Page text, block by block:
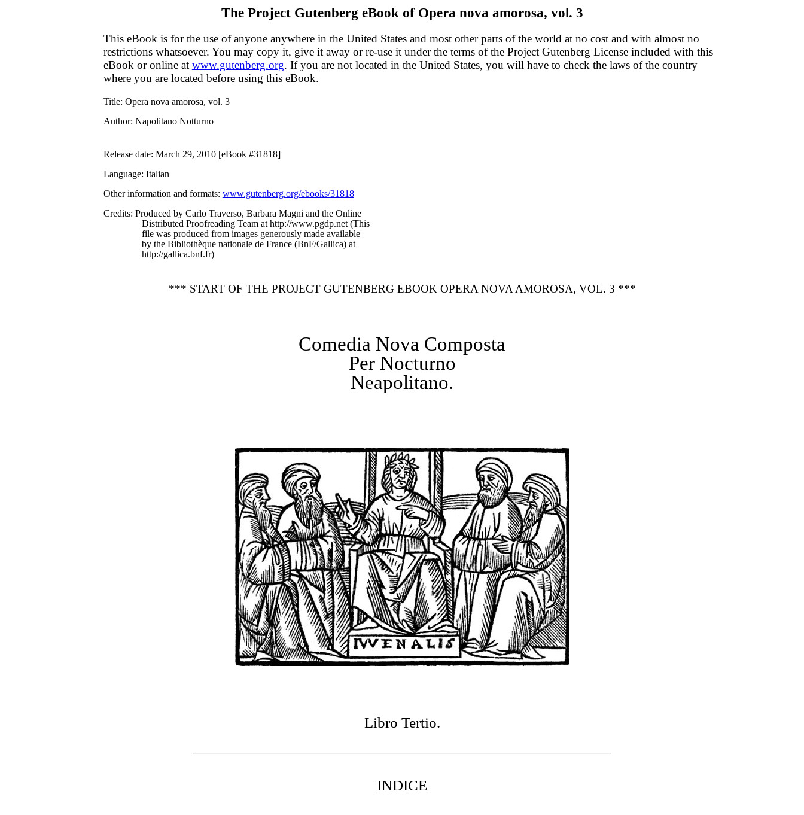
The Project Gutenberg eBook of Opera nova amorosa, vol. 3
This eBook is for the use of anyone anywhere in the United States and most other parts of the world at no cost and with almost no
restrictions whatsoever. You may copy it, give it away or re-use it under the terms of the Project Gutenberg License included with this
eBook or online at www.gutenberg.org. If you are not located in the United States, you will have to check the laws of the country
where you are located before using this eBook.
Title: Opera nova amorosa, vol. 3
Author: Napolitano Notturno
Release date: March 29, 2010 [eBook #31818]
Language: Italian
Other information and formats: www.gutenberg.org/ebooks/31818
Credits: Produced by Carlo Traverso, Barbara Magni and the Online
Distributed Proofreading Team at http://www.pgdp.net (This
file was produced from images generously made available
by the Bibliothèque nationale de France (BnF/Gallica) at
http://gallica.bnf.fr)
*** START OF THE PROJECT GUTENBERG EBOOK OPERA NOVA AMOROSA, VOL. 3 ***
Comedia Nova Composta
Per Nocturno
Neapolitano.
Libro Tertio.
INDICE